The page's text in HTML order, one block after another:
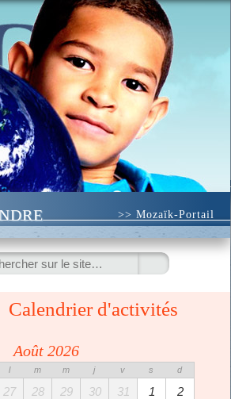
>> Mozaïk-Portail
Calendrier d'activités
Août 2026
l m m j v s d
27 28 29 30 31 1
2